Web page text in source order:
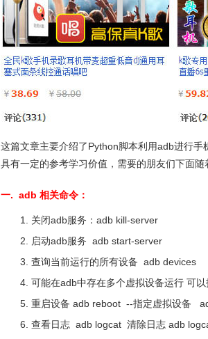
这篇文章主要介绍了Python脚本利用adb进行
具有一定的参考学习价值，需要的朋友们下面
一. adb 相关命令：
1. 关闭adb服务：adb kill-server
2. 启动adb服务 adb start-server
3. 查询当前运行的所有设备 adb devices
4. 可能在adb中存在多个虚拟设备运行 可以
5. 重启设备 adb reboot --指定虚拟设备
6. 查看日志 adb logcat 清除日志 adb